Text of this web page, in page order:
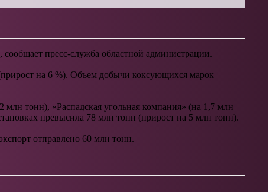
пресс-служба областной администрации.
на 6 %). Объем добычи коксующихся марок
тонн), «Распадская угольная компания» (на 1,7 млн
превысила 78 млн тонн (прирост на 5 млн тонн).
отправлено 60 млн тонн.